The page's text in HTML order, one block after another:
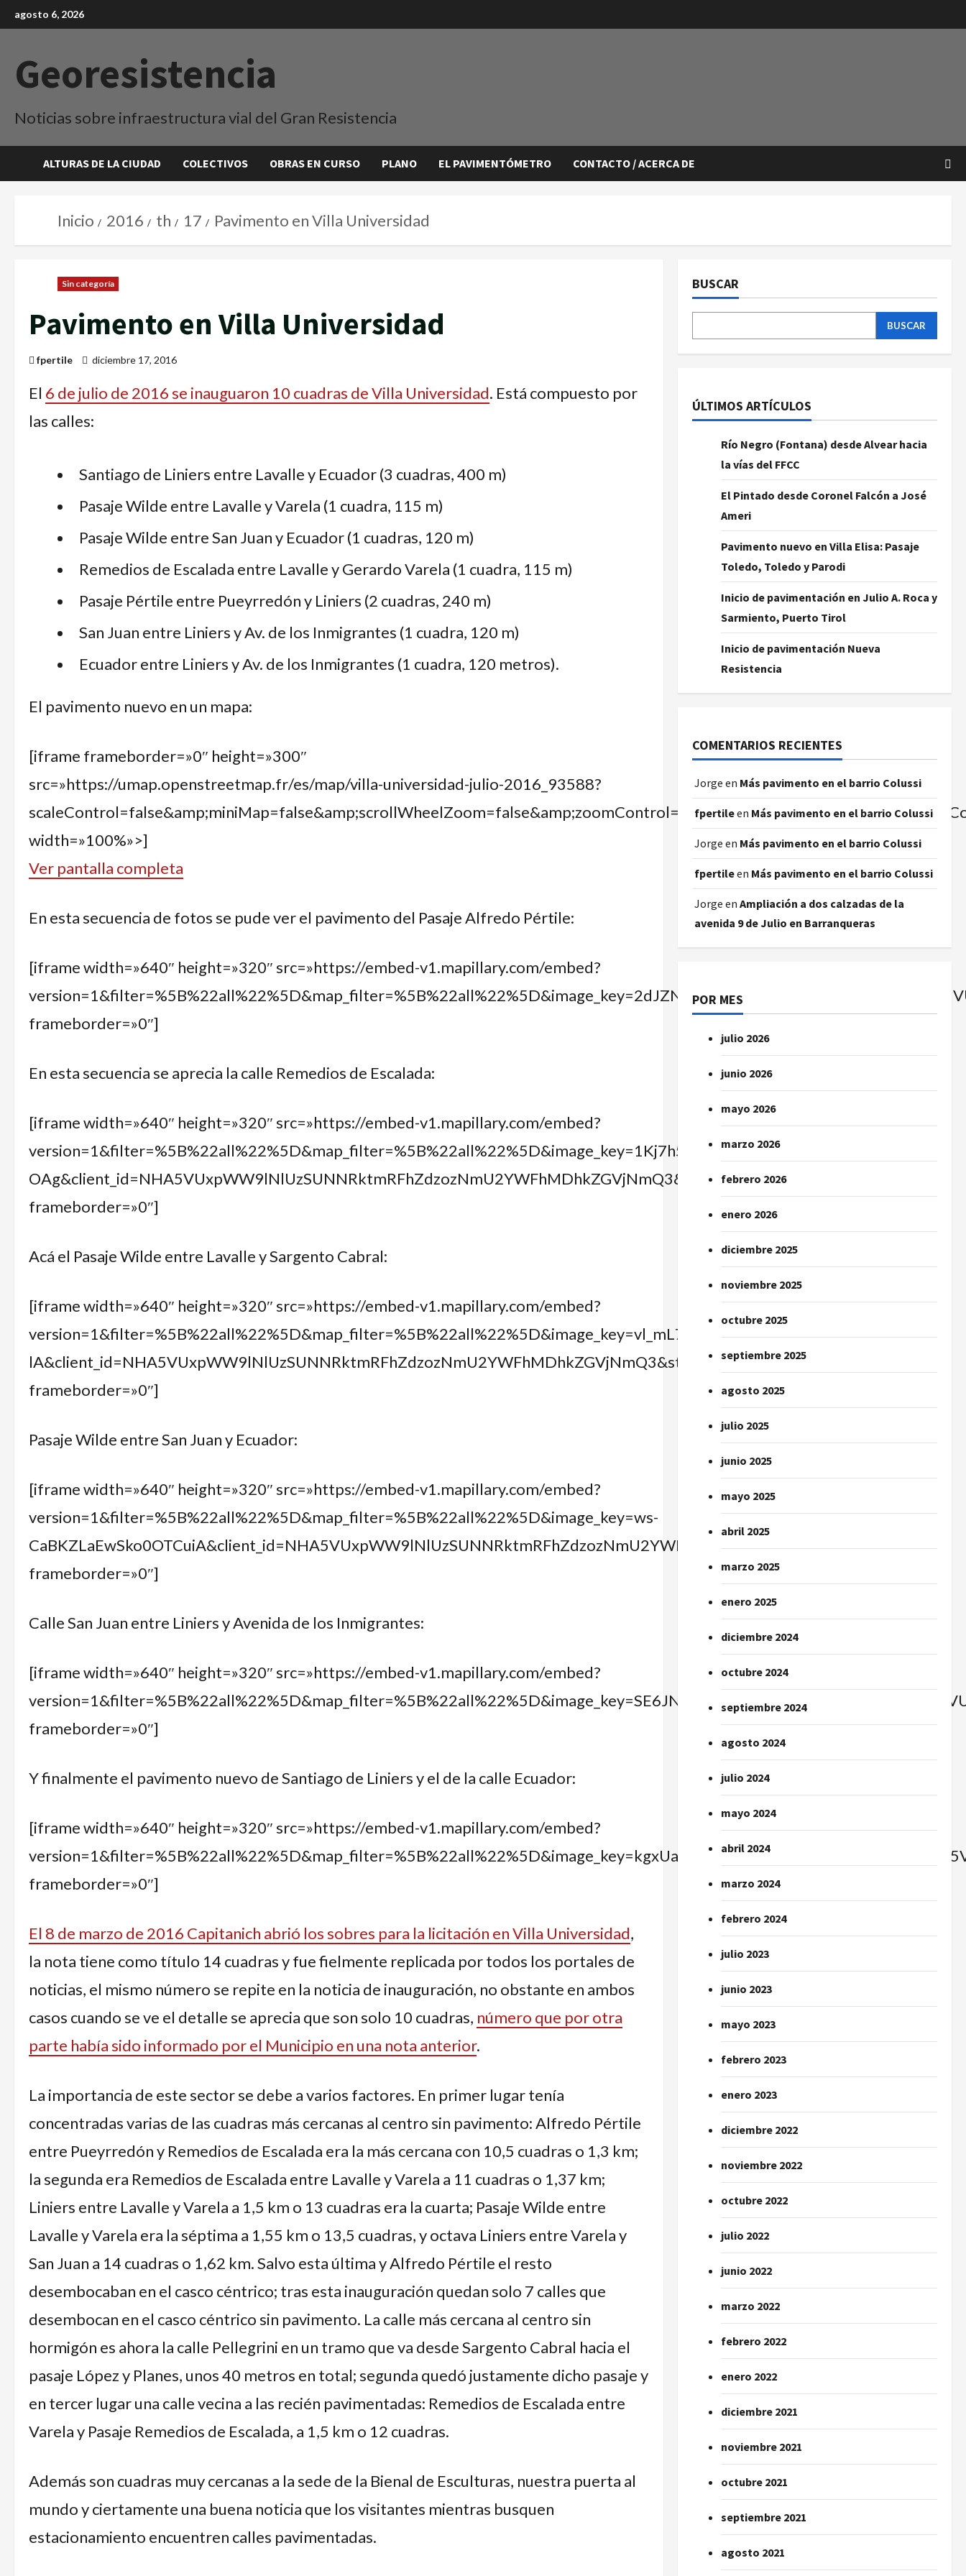
agosto 6, 2026
Georesistencia
Noticias sobre infraestructura vial del Gran Resistencia
ALTURAS DE LA CIUDAD COLECTIVOS OBRAS EN CURSO PLANO EL PAVIMENTÓMETRO CONTACTO / ACERCA DE
Inicio 2016 th 17 Pavimento en Villa Universidad
Sin categoría
Pavimento en Villa Universidad
fpertile diciembre 17, 2016
El 6 de julio de 2016 se inauguaron 10 cuadras de Villa Universidad. Está compuesto por
las calles:
Santiago de Liniers entre Lavalle y Ecuador (3 cuadras, 400 m)
Pasaje Wilde entre Lavalle y Varela (1 cuadra, 115 m)
Pasaje Wilde entre San Juan y Ecuador (1 cuadras, 120 m)
Remedios de Escalada entre Lavalle y Gerardo Varela (1 cuadra, 115 m)
Pasaje Pértile entre Pueyrredón y Liniers (2 cuadras, 240 m)
San Juan entre Liniers y Av. de los Inmigrantes (1 cuadra, 120 m)
Ecuador entre Liniers y Av. de los Inmigrantes (1 cuadra, 120 metros).
El pavimento nuevo en un mapa:
[iframe frameborder=»0″ height=»300″
src=»https://umap.openstreetmap.fr/es/map/villa-universidad-julio-2016_93588?
width=»100%»>]
Ver pantalla completa
En esta secuencia de fotos se pude ver el pavimento del Pasaje Alfredo Pértile:
[iframe width=»640″ height=»320″ src=»https://embed-v1.mapillary.com/embed?
frameborder=»0″]
En esta secuencia se aprecia la calle Remedios de Escalada:
[iframe width=»640″ height=»320″ src=»https://embed-v1.mapillary.com/embed?
version=1&filter=%5B%22all%22%5D&map_filter=%5B%22all%22%5D&image_key=1Kj7h54_gw88gHsSDX-
OAg&client_id=NHA5VUxpWW9lNlUzSUNNRktmRFhZdzozNmU2YWFhMDhkZGVjNmQ3&style=split»
frameborder=»0″]
Acá el Pasaje Wilde entre Lavalle y Sargento Cabral:
[iframe width=»640″ height=»320″ src=»https://embed-v1.mapillary.com/embed?
version=1&filter=%5B%22all%22%5D&map_filter=%5B%22all%22%5D&image_key=vl_mL7h0CDkYd6h1p2w-
lA&client_id=NHA5VUxpWW9lNlUzSUNNRktmRFhZdzozNmU2YWFhMDhkZGVjNmQ3&style=split»
frameborder=»0″]
Pasaje Wilde entre San Juan y Ecuador:
[iframe width=»640″ height=»320″ src=»https://embed-v1.mapillary.com/embed?
version=1&filter=%5B%22all%22%5D&map_filter=%5B%22all%22%5D&image_key=ws-
CaBKZLaEwSko0OTCuiA&client_id=NHA5VUxpWW9lNlUzSUNNRktmRFhZdzozNmU2YWFhMDhkZGVjNmQ3&style=split»
frameborder=»0″]
Calle San Juan entre Liniers y Avenida de los Inmigrantes:
[iframe width=»640″ height=»320″ src=»https://embed-v1.mapillary.com/embed?
frameborder=»0″]
Y finalmente el pavimento nuevo de Santiago de Liniers y el de la calle Ecuador:
[iframe width=»640″ height=»320″ src=»https://embed-v1.mapillary.com/embed?
frameborder=»0″]
El 8 de marzo de 2016 Capitanich abrió los sobres para la licitación en Villa Universidad,
la nota tiene como título 14 cuadras y fue fielmente replicada por todos los portales de
noticias, el mismo número se repite en la noticia de inauguración, no obstante en ambos
casos cuando se ve el detalle se aprecia que son solo 10 cuadras, número que por otra
parte había sido informado por el Municipio en una nota anterior.
La importancia de este sector se debe a varios factores. En primer lugar tenía
concentradas varias de las cuadras más cercanas al centro sin pavimento: Alfredo Pértile
entre Pueyrredón y Remedios de Escalada era la más cercana con 10,5 cuadras o 1,3 km;
la segunda era Remedios de Escalada entre Lavalle y Varela a 11 cuadras o 1,37 km;
Liniers entre Lavalle y Varela a 1,5 km o 13 cuadras era la cuarta; Pasaje Wilde entre
Lavalle y Varela era la séptima a 1,55 km o 13,5 cuadras, y octava Liniers entre Varela y
San Juan a 14 cuadras o 1,62 km. Salvo esta última y Alfredo Pértile el resto
desembocaban en el casco céntrico; tras esta inauguración quedan solo 7 calles que
desembocan en el casco céntrico sin pavimento. La calle más cercana al centro sin
hormigón es ahora la calle Pellegrini en un tramo que va desde Sargento Cabral hacia el
pasaje López y Planes, unos 40 metros en total; segunda quedó justamente dicho pasaje y
en tercer lugar una calle vecina a las recién pavimentadas: Remedios de Escalada entre
Varela y Pasaje Remedios de Escalada, a 1,5 km o 12 cuadras.
Además son cuadras muy cercanas a la sede de la Bienal de Esculturas, nuestra puerta al
mundo y ciertamente una buena noticia que los visitantes mientras busquen
estacionamiento encuentren calles pavimentadas.
BUSCAR
BUSCAR
ÚLTIMOS ARTÍCULOS
Río Negro (Fontana) desde Alvear hacia
la vías del FFCC
El Pintado desde Coronel Falcón a José
Ameri
Pavimento nuevo en Villa Elisa: Pasaje
Toledo, Toledo y Parodi
Inicio de pavimentación en Julio A. Roca y
Sarmiento, Puerto Tirol
Inicio de pavimentación Nueva
Resistencia
COMENTARIOS RECIENTES
Jorge en Más pavimento en el barrio Colussi
fpertileen Más pavimento en el barrio Colussi
Jorge en Más pavimento en el barrio Colussi
fpertileen Más pavimento en el barrio Colussi
Jorge en Ampliación a dos calzadas de la
avenida 9 de Julio en Barranqueras
POR MES
julio 2026
junio 2026
mayo 2026
marzo 2026
febrero 2026
enero 2026
diciembre 2025
noviembre 2025
octubre 2025
septiembre 2025
agosto 2025
julio 2025
junio 2025
mayo 2025
abril 2025
marzo 2025
enero 2025
diciembre 2024
octubre 2024
septiembre 2024
agosto 2024
julio 2024
mayo 2024
abril 2024
marzo 2024
febrero 2024
julio 2023
junio 2023
mayo 2023
febrero 2023
enero 2023
diciembre 2022
noviembre 2022
octubre 2022
julio 2022
junio 2022
marzo 2022
febrero 2022
enero 2022
diciembre 2021
noviembre 2021
octubre 2021
septiembre 2021
agosto 2021